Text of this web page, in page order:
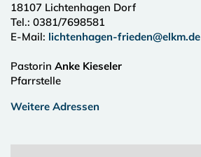
18107 Lichtenhagen Dorf
Tel.: 0381/7698581
E-Mail: lichtenhagen-frieden@elkm.de
Pastorin Anke Kieseler
Pfarrstelle
Weitere Adressen